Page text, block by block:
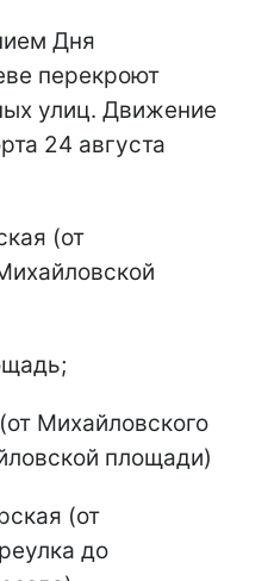
Дня
перекроют
улиц. Движение
24 августа
(от
Михайловского
площади)
(от
до